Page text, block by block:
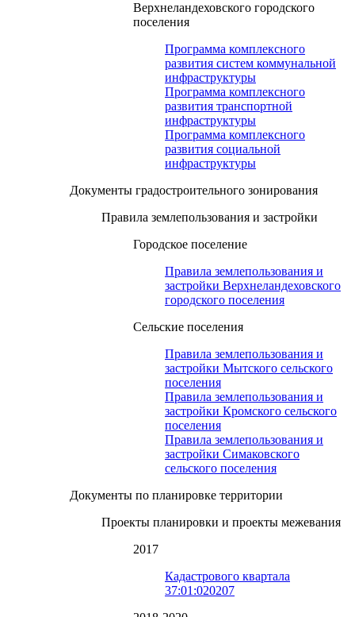
Верхнеландеховского городского
поселения
Программа комплексного
развития систем коммунальной
инфраструктуры
Программа комплексного
развития транспортной
инфраструктуры
Программа комплексного
развития социальной
инфраструктуры
Документы градостроительного зонирования
Правила землепользования и застройки
Городское поселение
Правила землепользования и
застройки Верхнеландеховского
городского поселения
Сельские поселения
Правила землепользования и
застройки Мытского сельского
поселения
Правила землепользования и
застройки Кромского сельского
поселения
Правила землепользования и
застройки Симаковского
сельского поселения
Документы по планировке территории
Проекты планировки и проекты межевания
2017
Кадастрового квартала
37:01:020207